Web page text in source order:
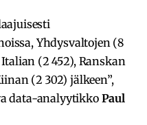
Yhdysvaltojen (8
(2 452), Ranskan
(2 302) jälkeen”,
data-analyytikko Paul